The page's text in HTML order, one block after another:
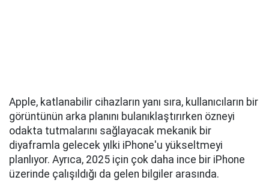
Apple, katlanabilir cihazların yanı sıra, kullanıcıların bir
görüntünün arka planını bulanıklaştırırken özneyi
odakta tutmalarını sağlayacak mekanik bir
diyaframla gelecek yılki iPhone'u yükseltmeyi
planlıyor. Ayrıca, 2025 için çok daha ince bir iPhone
üzerinde çalışıldığı da gelen bilgiler arasında.